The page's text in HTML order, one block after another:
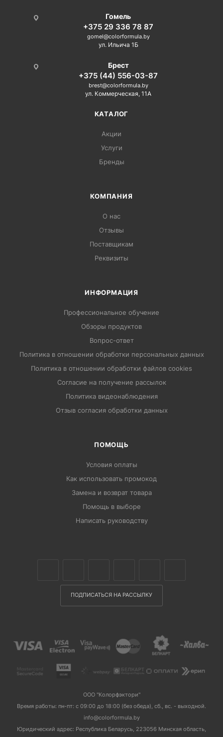
Гомель
+375 29 336 78 87
gomel@colorformula.by
ул. Ильича 1Б
Брест
+375 (44) 556-03-87
brest@colorformula.by
ул. Коммерческая, 11А
КАТАЛОГ
Акции
Услуги
Бренды
КОМПАНИЯ
О нас
Отзывы
Поставщикам
Реквизиты
ИНФОРМАЦИЯ
Профессиональное обучение
Обзоры продуктов
Вопрос-ответ
Политика в отношении обработки персональных данных
Политика в отношении обработки файлов cookies
Согласие на получение рассылок
Политика видеонаблюдения
Отзыв согласия обработки данных
ПОМОЩЬ
Условия оплаты
Как использовать промокод
Замена и возврат товара
Помощь в выборе
Написать руководству
ПОДПИСАТЬСЯ НА РАССЫЛКУ
ООО "Колорфэктори"
Время работы: пн-пт: с 09:00 до 18:00 (без обеда), сб., вс. - выходной.
info@colorformula.by
Юридический адрес: Республика Беларусь, 223056 Минская область,